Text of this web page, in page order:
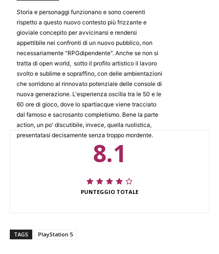
Storia e personaggi funzionano e sono coerenti
rispetto a questo nuovo contesto più frizzante e
gioviale concepito per avvicinarsi e rendersi
appettibile nei confronti di un nuovo pubblico, non
necessariamente "RPGdipendente". Anche se non si
tratta di open world, sotto il profilo artistico il lavoro
svolto e sublime e sopraffino, con delle ambientazioni
che sorridono al rinnovato potenziale delle console di
nuova generazione. L'esperienza oscilla tra le 50 e le
60 ore di gioco, dove lo spartiacque viene tracciato
dal famoso e sacrosanto completismo. Bene la parte
action, un po' discutibile, invece, quella ruolistica,
presentatasi decisamente senza troppo mordente.
8.1
PUNTEGGIO TOTALE
TAGS PlayStation 5